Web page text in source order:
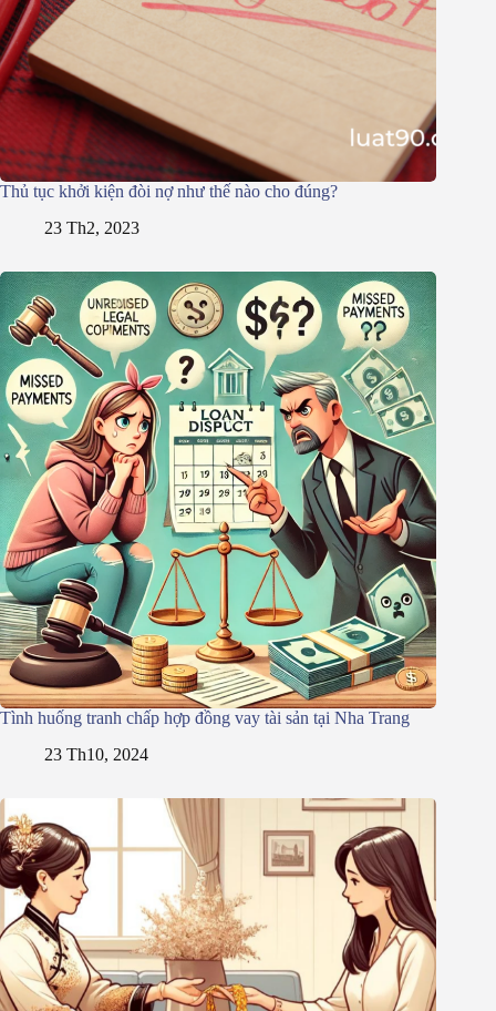
Thủ tục khởi kiện đòi nợ như thế nào cho đúng?
23 Th2, 2023
Tình huống tranh chấp hợp đồng vay tài sản tại Nha Trang
23 Th10, 2024